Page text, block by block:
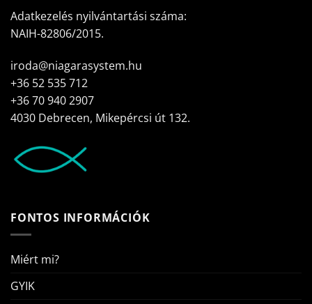
Adatkezelés nyilvántartási száma:
NAIH-82806/2015.
iroda@niagarasystem.hu
+36 52 535 712
+36 70 940 2907
4030 Debrecen, Mikepércsi út 132.
FONTOS INFORMÁCIÓK
Miért mi?
GYIK